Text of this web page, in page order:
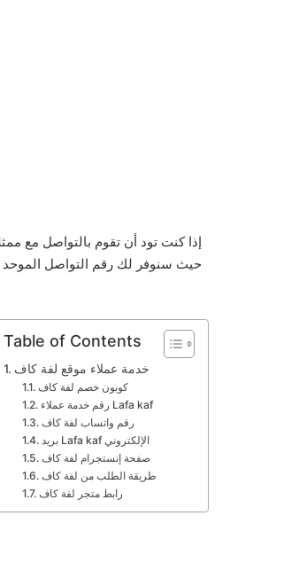
إذا كنت تود أن تقوم بالتواصل مع
حيث سنوفر لك رقم التواصل الموحد
Table of Contents
خدمة عملاء موقع لفة كاف
كوبون خصم لفة كاف
رقم خدمة عملاء Lafa kaf
رقم واتساب لفة كاف
بريد Lafa kaf الإلكتروني
صفحة إنستجرام لفة كاف
طريقة الطلب من لفة كاف
رابط متجر لفة كاف